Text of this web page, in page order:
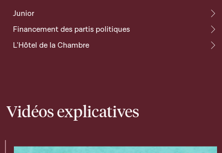
Junior
Financement des partis politiques
L'Hôtel de la Chambre
Vidéos explicatives